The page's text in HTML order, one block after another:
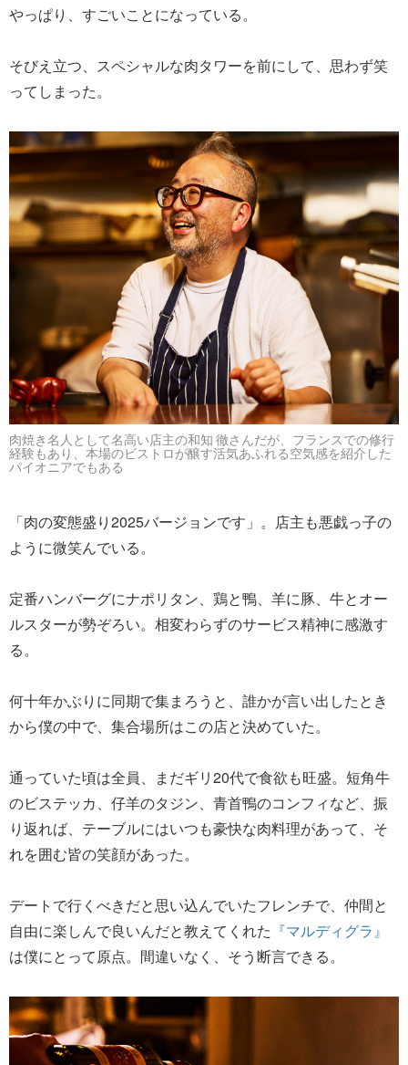
やっぱり、すごいことになっている。
そびえ立つ、スペシャルな肉タワーを前にして、思わず笑
ってしまった。
肉焼き名人として名高い店主の和知 徹さんだが、フランスでの修行
経験もあり、本場のビストロが醸す活気あふれる空気感を紹介した
パイオニアでもある
「肉の変態盛り2025バージョンです」。店主も悪戯っ子の
ように微笑んでいる。
定番ハンバーグにナポリタン、鶏と鴨、羊に豚、牛とオー
ルスターが勢ぞろい。相変わらずのサービス精神に感激す
る。
何十年かぶりに同期で集まろうと、誰かが言い出したとき
から僕の中で、集合場所はこの店と決めていた。
通っていた頃は全員、まだギリ20代で食欲も旺盛。短角牛
のビステッカ、仔羊のタジン、青首鴨のコンフィなど、振
り返れば、テーブルにはいつも豪快な肉料理があって、そ
れを囲む皆の笑顔があった。
デートで行くべきだと思い込んでいたフレンチで、仲間と
自由に楽しんで良いんだと教えてくれた 『マルディグラ』
は僕にとって原点。間違いなく、そう断言できる。